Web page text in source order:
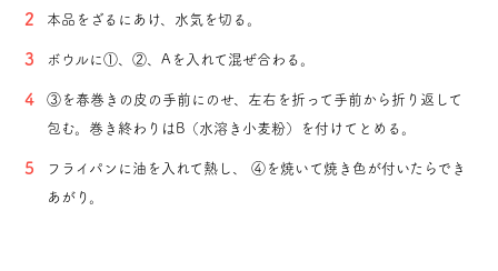
本品をざるにあけ、水気を切る。
ボウルに①、②、Aを入れて混ぜ合わる。
③を春巻きの皮の手前にのせ、左右を折って手前から折り返して
包む。巻き終わりはB（水溶き小麦粉）を付けてとめる。
フライパンに油を入れて熱し、 ④を焼いて焼き色が付いたらでき
あがり。